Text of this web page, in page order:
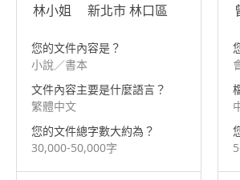
林小姐 新北市 林口區
您的文件內容是？
小說／書本
文件內容主要是什麼語言？
繁體中文
您的文件總字數大約為？
30,000-50,000字